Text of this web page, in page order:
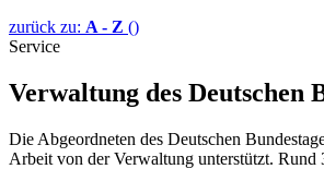
zurück zu: A - Z ()
Service
Verwaltung des Deutschen
Die Abgeordneten des Deutschen
Arbeit von der Verwaltung unterstützt. Rund